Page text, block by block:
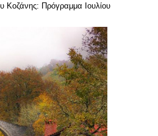
Κοζάνης: Πρόγραμμα Ιουλίου